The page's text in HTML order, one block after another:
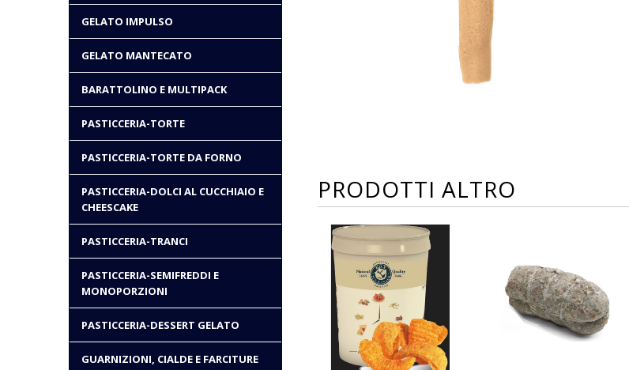
PRODOTTI ALTRO
GELATO IMPULSO
GELATO MANTECATO
BARATTOLINO E MULTIPACK
PASTICCERIA-TORTE
PASTICCERIA-TORTE DA FORNO
PASTICCERIA-DOLCI AL CUCCHIAIO E
CHEESCAKE
PASTICCERIA-TRANCI
PASTICCERIA-SEMIFREDDI E
MONOPORZIONI
PASTICCERIA-DESSERT GELATO
GUARNIZIONI, CIALDE E FARCITURE